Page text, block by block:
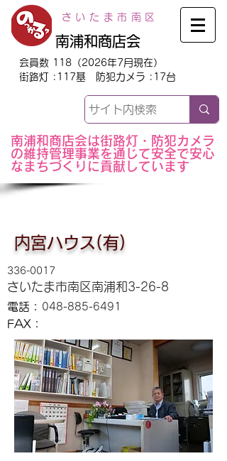
南浦和商店会
さいたま市南区
会員数 118（2026年7月現在）
街路灯 :117基 防犯カメラ :17台
南浦和商店会は街路灯・防犯カメラ
の維持管理事業を通じて安全で安心
なまちづくりに貢献しています
内宮ハウス(有)
336-0017
さいたま市南区南浦和3-26-8
048-885-6491
電話：
FAX：